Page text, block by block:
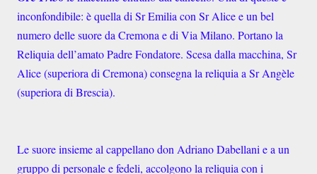
inconfondibile: è quella di Sr Emilia con Sr Alice e un bel
numero delle suore da Cremona e di Via Milano. Portano la
Reliquia dell’amato Padre Fondatore. Scesa dalla macchina, Sr
Alice (superiora di Cremona) consegna la reliquia a Sr Angèle
(superiora di Brescia).
Le suore insieme al cappellano don Adriano Dabellani e a un
gruppo di personale e fedeli, accolgono la reliquia con i